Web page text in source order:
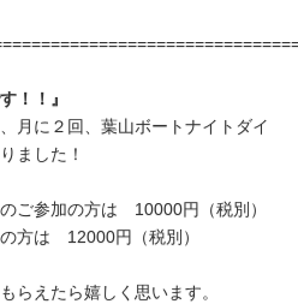
！！』
月に２回、葉山ボートナイトダイ
ました！
ご参加の方は 10000円（税別）
方は 12000円（税別）
らえたら嬉しく思います。